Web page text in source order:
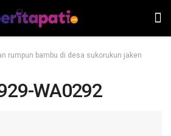
rumpun bambu di desa sukorukun jaken
WA0292